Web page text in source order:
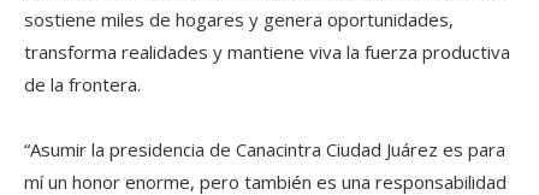
sostiene miles de hogares y genera oportunidades,
transforma realidades y mantiene viva la fuerza productiva
de la frontera.
“Asumir la presidencia de Canacintra Ciudad Juárez es para
mí un honor enorme, pero también es una responsabilidad